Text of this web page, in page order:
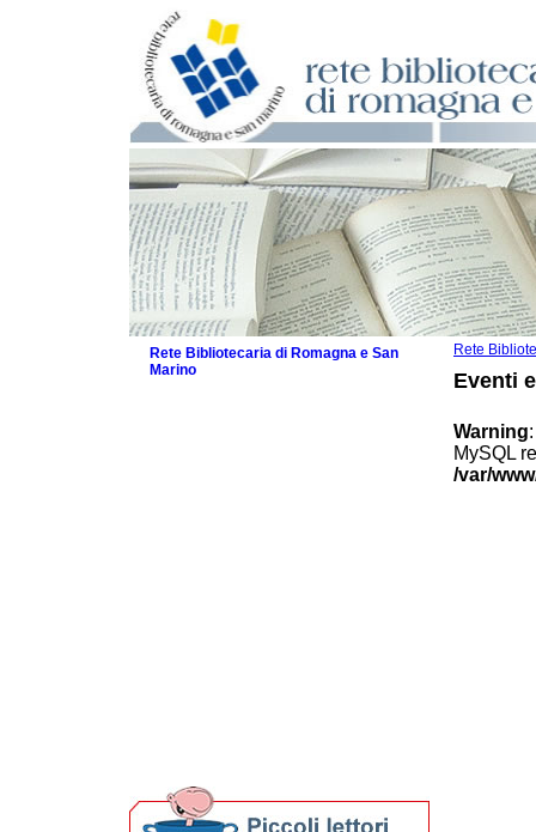
Rete
Eventi
Warning
MySQL
/var/
Rete Bibliotecaria di Romagna e San
Marino